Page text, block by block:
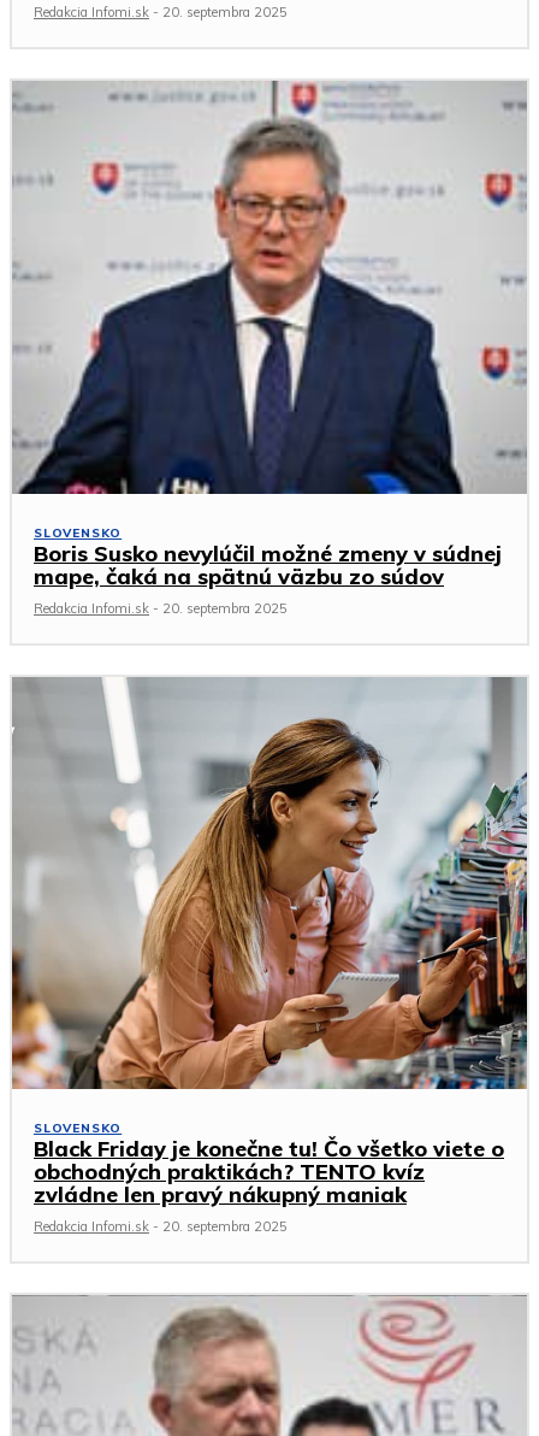
Redakcia Infomi.sk - 20. septembra 2025
SLOVENSKO
Boris Susko nevylúčil možné zmeny v súdnej
mape, čaká na spätnú väzbu zo súdov
Redakcia Infomi.sk - 20. septembra 2025
SLOVENSKO
Black Friday je konečne tu! Čo všetko viete o
obchodných praktikách? TENTO kvíz
zvládne len pravý nákupný maniak
Redakcia Infomi.sk - 20. septembra 2025